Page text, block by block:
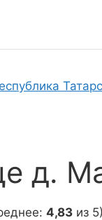
д.
4,83 из 5)